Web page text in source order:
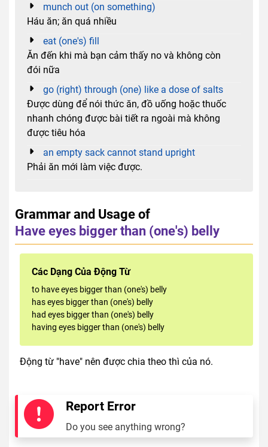
munch out (on something)
Háu ăn; ăn quá nhiều
eat (one's) fill
Ăn đến khi mà bạn cảm thấy no và không còn
đói nữa
go (right) through (one) like a dose of salts
Được dùng để nói thức ăn, đồ uống hoặc thuốc
nhanh chóng được bài tiết ra ngoài mà không
được tiêu hóa
an empty sack cannot stand upright
Phải ăn mới làm việc được.
Grammar and Usage of
Have eyes bigger than (one's) belly
Các Dạng Của Động Từ
to have eyes bigger than (one's) belly
has eyes bigger than (one's) belly
had eyes bigger than (one's) belly
having eyes bigger than (one's) belly
Động từ "have" nên được chia theo thì của nó.
Report Error
Do you see anything wrong?